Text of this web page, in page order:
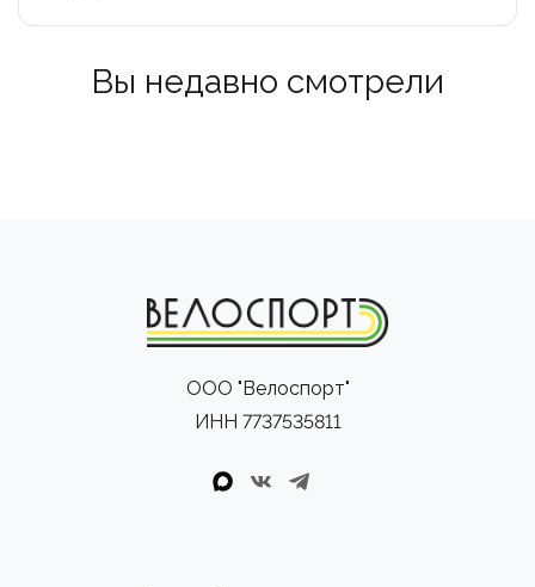
Вы недавно смотрели
ООО "Велоспорт"
ИНН 7737535811